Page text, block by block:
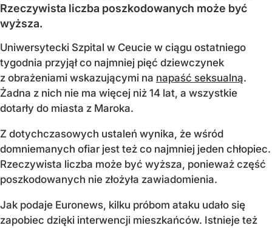
Rzeczywista liczba poszkodowanych może być
wyższa.
Uniwersytecki Szpital w Ceucie w ciągu ostatniego
tygodnia przyjął co najmniej pięć dziewczynek
z obrażeniami wskazującymi na napaść seksualną.
Żadna z nich nie ma więcej niż 14 lat, a wszystkie
dotarły do miasta z Maroka.
Z dotychczasowych ustaleń wynika, że wśród
domniemanych ofiar jest też co najmniej jeden chłopiec.
Rzeczywista liczba może być wyższa, ponieważ część
poszkodowanych nie złożyła zawiadomienia.
Jak podaje Euronews, kilku próbom ataku udało się
zapobiec dzięki interwencji mieszkańców. Istnieje też